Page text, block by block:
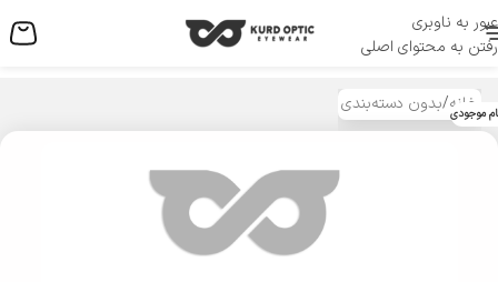
عبور به ناوبری
رفتن به محتوای اصلی
منو
خانه/بدون دسته‌بندی موجودی